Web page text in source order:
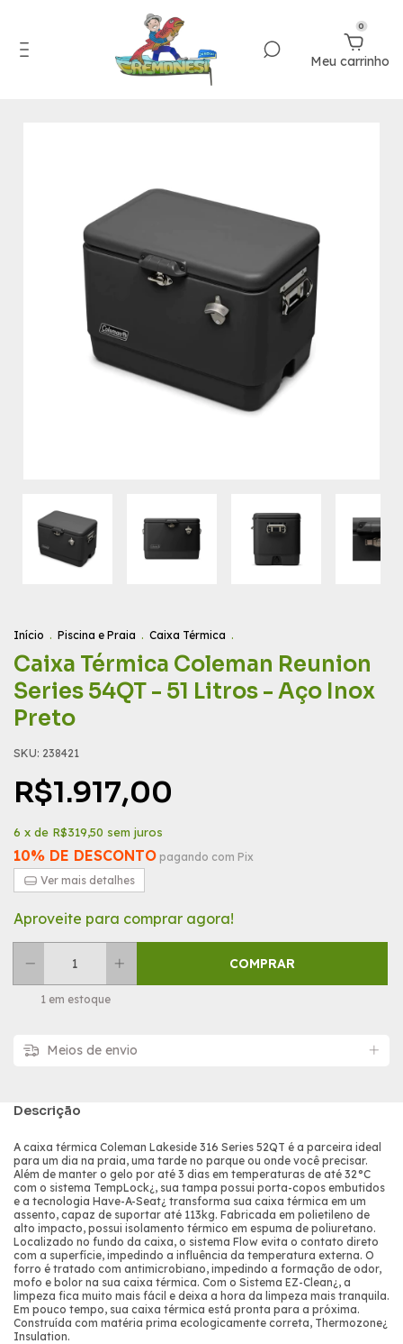
0
Meu carrinho
Início . Piscina e Praia . Caixa Térmica .
Caixa Térmica Coleman Reunion
Series 54QT - 51 Litros - Aço Inox
Preto
SKU: 238421
R$1.917,00
6 x de R$319,50 sem juros
10% DE DESCONTO pagando com Pix
Ver mais detalhes
Aproveite para comprar agora!
1em estoque
Meios de envio
Descrição
A caixa térmica Coleman Lakeside 316 Series 52QT é a parceira ideal
para um dia na praia, uma tarde no parque ou onde você precisar.
Além de manter o gelo por até 3 dias em temperaturas de até 32°C
com o sistema TempLock¿, sua tampa possui porta-copos embutidos
e a tecnologia Have-A-Seat¿ transforma sua caixa térmica em um
assento, capaz de suportar até 113kg. Fabricada em polietileno de
alto impacto, possui isolamento térmico em espuma de poliuretano.
Localizado no fundo da caixa, o sistema Flow evita o contato direto
com a superfície, impedindo a influência da temperatura externa. O
forro é tratado com antimicrobiano, impedindo a formação de odor,
mofo e bolor na sua caixa térmica. Com o Sistema EZ-Clean¿, a
limpeza fica muito mais fácil e deixa a hora da limpeza mais tranquila.
Em pouco tempo, sua caixa térmica está pronta para a próxima.
Construída com matéria prima ecologicamente correta, Thermozone¿
Insulation.